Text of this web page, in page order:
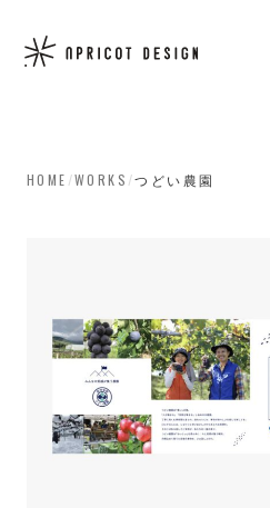
HOME /WORKS /つどい農園